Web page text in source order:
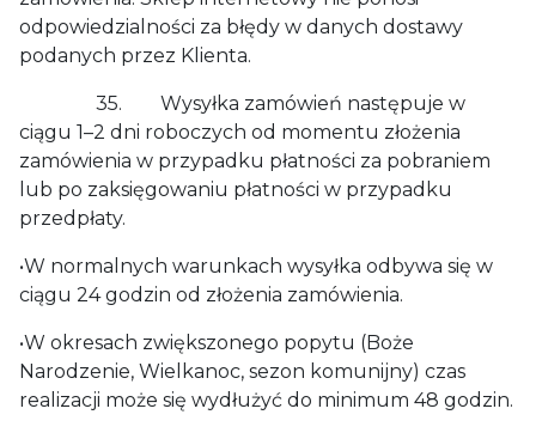
odpowiedzialności za błędy w danych dostawy
podanych przez Klienta.
35. Wysyłka zamówień następuje w
ciągu 1–2 dni roboczych od momentu złożenia
zamówienia w przypadku płatności za pobraniem
lub po zaksięgowaniu płatności w przypadku
przedpłaty.
•W normalnych warunkach wysyłka odbywa się w
ciągu 24 godzin od złożenia zamówienia.
•W okresach zwiększonego popytu (Boże
Narodzenie, Wielkanoc, sezon komunijny) czas
realizacji może się wydłużyć do minimum 48 godzin.